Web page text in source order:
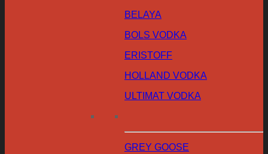
BELAYA
BOLS VODKA
ERISTOFF
HOLLAND VODKA
ULTIMAT VODKA
GREY GOOSE